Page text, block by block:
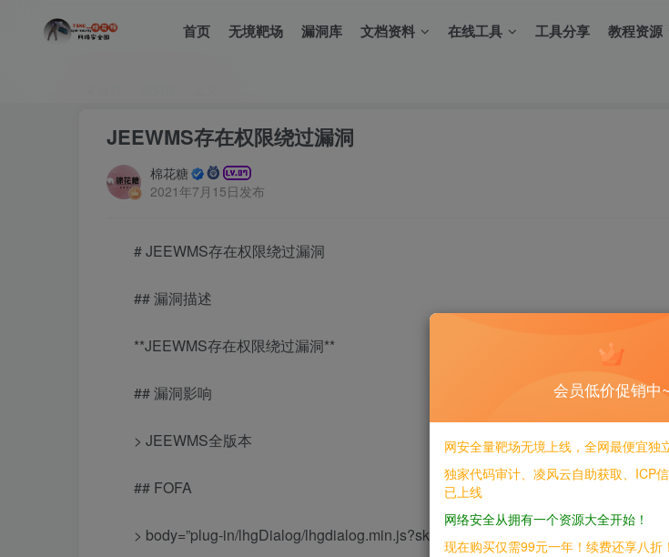
首页 无境靶场 漏洞库 文档资料 在线工具 工具分享 教程资源
JEEWMS存在权限绕过漏洞
棉花糖
2021年7月15日发布
# JEEWMS存在权限绕过漏洞
## 漏洞描述
**JEEWMS存在权限绕过漏洞**
## 漏洞影响
> JEEWMS全版本
## FOFA
> body=”plug-in/lhgDialog/lhgdialog.min.js?skin=metro” && body=”仓”
会员低价促销中~
网安全量靶场无境上线，全网最便宜独
独家代码审计、凌风云自助获取、ICP
已上线
网络安全从拥有一个资源大全开始！
现在购买仅需99元一年！续费还享八折！